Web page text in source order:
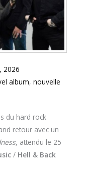
2026
album, nouvelle
du hard rock
retour avec un
, attendu le 25
/ Hell & Back